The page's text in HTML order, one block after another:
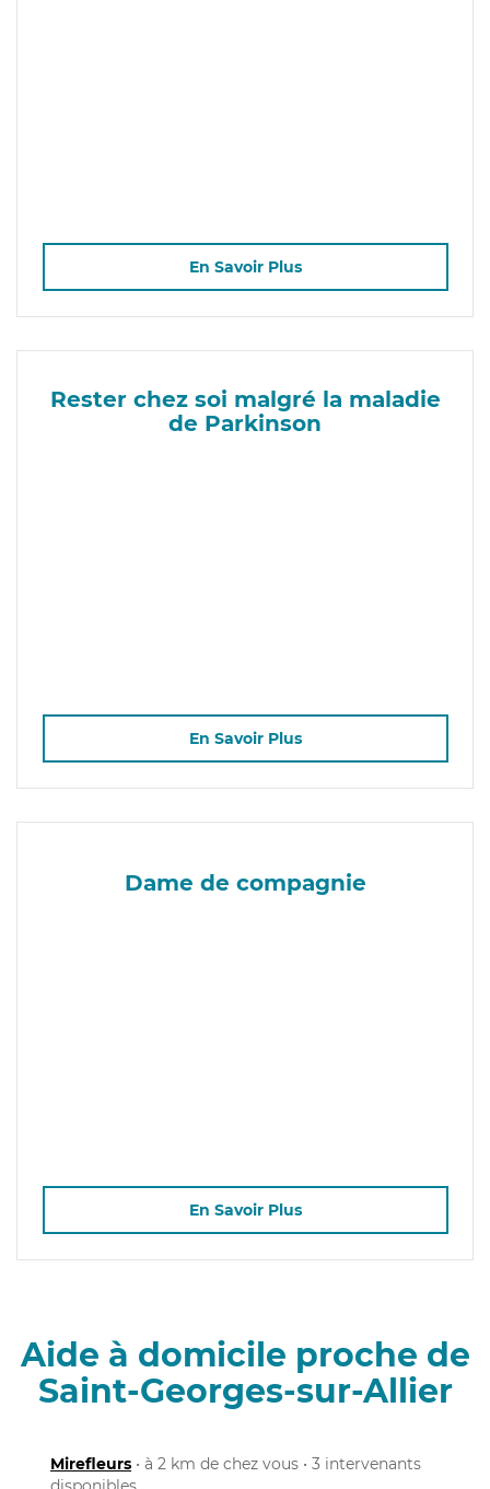
En Savoir Plus
Rester chez soi malgré la maladie
de Parkinson
En Savoir Plus
Dame de compagnie
En Savoir Plus
Aide à domicile proche de
Saint-Georges-sur-Allier
Mirefleurs • à 2 km de chez vous • 3 intervenants